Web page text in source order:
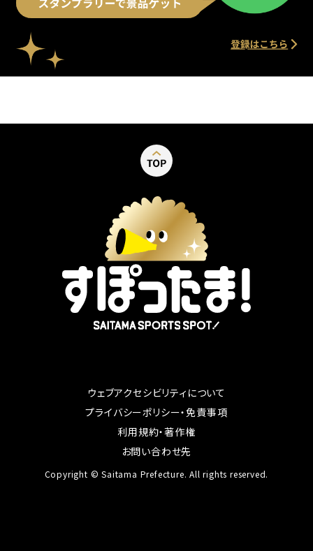
ウェブアクセシビリティについて
プライバシーポリシー・免責事項別ウィンドウで開く
利用規約・著作権別ウィンドウで開く
お問い合わせ先
Copyright © Saitama Prefecture. All rights reserved.